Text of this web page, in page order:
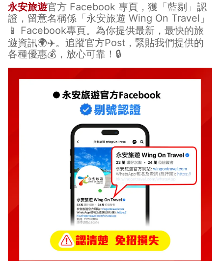
永安旅遊官方 Facebook 專頁，獲「藍剔」認
證，留意名稱係「永安旅遊 Wing On Travel」
📱 Facebook專頁。為你提供最新，最快的旅
遊資訊🌍✈️。追蹤官方Post，緊貼我們提供的
各種優惠💰，放心可靠！🔒